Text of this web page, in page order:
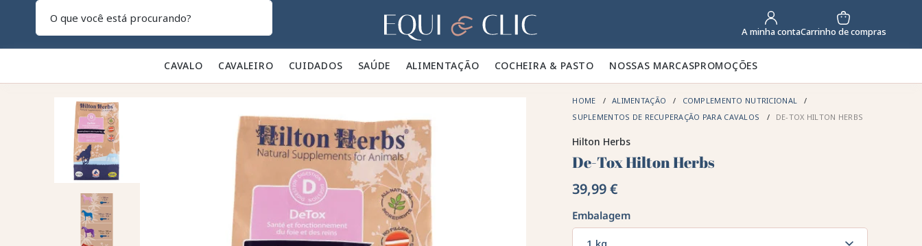
Lar A minha contaCarrinho de compras
CAVALO 🐎 CAVALEIRO 👕 CUIDADOS 🪮 SAÚDE ✨ ALIMENTAÇÃO 🥕 COCHEIRA & PASTO 🍃 NOSSAS MARCASPROMOÇÕES
HOME ALIMENTAÇÃO
COMPLEMENTO NUTRICIONAL
SUPLEMENTOS DE RECUPERAÇÃO PARA CAVALOS
DE-TOX HILTON HERBS
Hilton Herbs
De-Tox Hilton Herbs
39,99 €
Embalagem
1 kg